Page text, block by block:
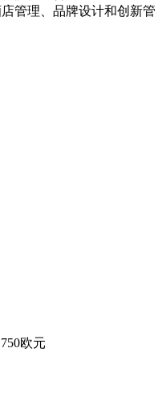
管理、品牌设计和创新管
欧元